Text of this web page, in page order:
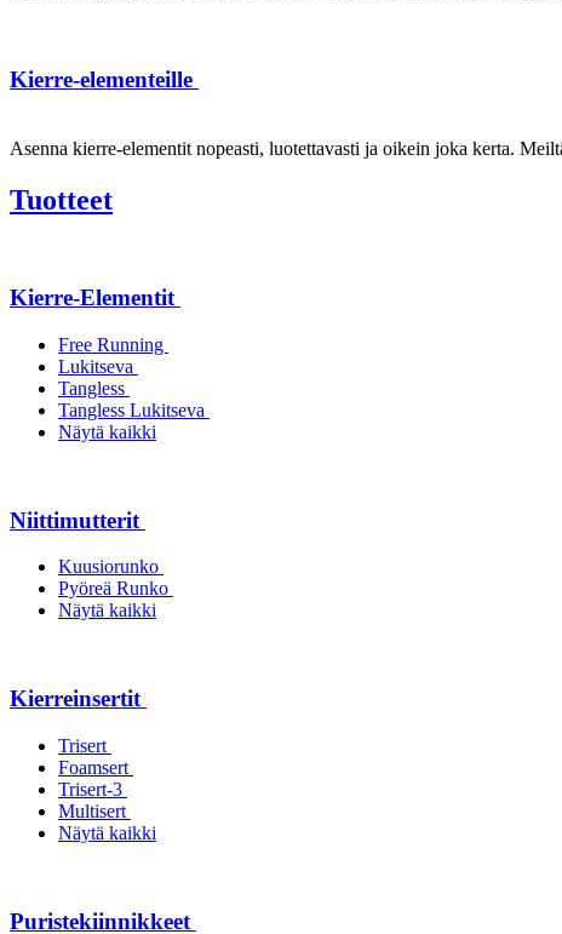
Kierre-elementeille
Asenna kierre-elementit nopeasti, luotettavasti ja oikein joka kerta.
Tuotteet
Kierre-Elementit
Free Running
Lukitseva
Tangless
Tangless Lukitseva
Näytä kaikki
Niittimutterit
Kuusiorunko
Pyöreä Runko
Näytä kaikki
Kierreinsertit
Trisert
Foamsert
Trisert-3
Multisert
Näytä kaikki
Puristekiinnikkeet